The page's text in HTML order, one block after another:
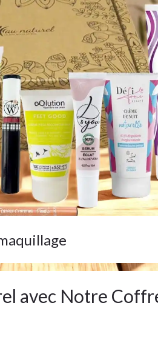
avec Notre